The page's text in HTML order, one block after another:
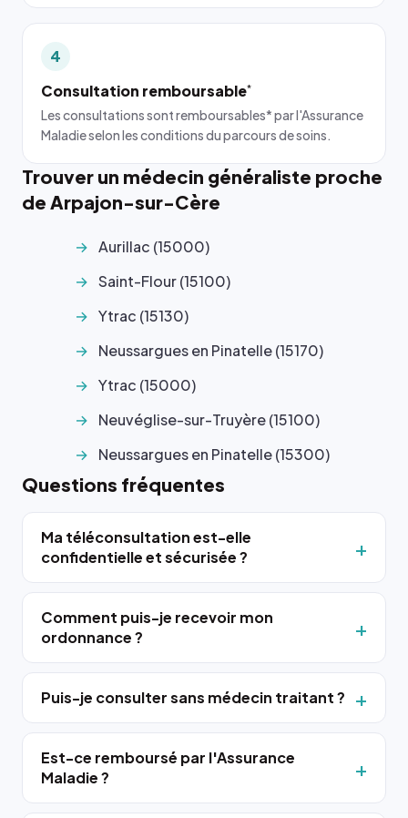
4
Consultation remboursable*
Les consultations sont remboursables* par l'Assurance
Maladie selon les conditions du parcours de soins.
Trouver un médecin généraliste proche
de Arpajon-sur-Cère
Aurillac (15000)
Saint-Flour (15100)
Ytrac (15130)
Neussargues en Pinatelle (15170)
Ytrac (15000)
Neuvéglise-sur-Truyère (15100)
Neussargues en Pinatelle (15300)
Questions fréquentes
Ma téléconsultation est-elle
confidentielle et sécurisée ?
Comment puis-je recevoir mon
ordonnance ?
Puis-je consulter sans médecin traitant ?
Est-ce remboursé par l'Assurance
Maladie ?